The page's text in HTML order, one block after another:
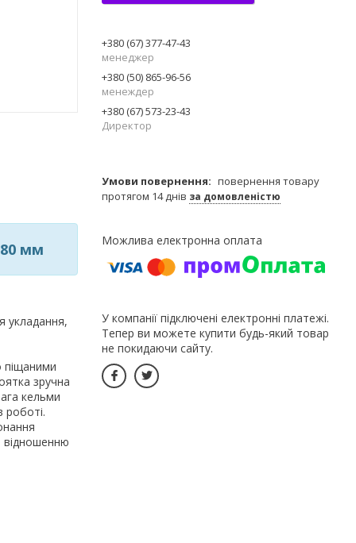
мм
укладання,
піщаними
зручна
кельми
роботі.
відношенню
+380 (67) 377-47-43
менеджер
+380 (50) 865-96-56
менеждер
+380 (67) 573-23-43
Директор
повернення товару
протягом 14 днів за домовленістю
У компанії підключені електронні платежі.
Тепер ви можете купити будь-який товар
не покидаючи сайту.